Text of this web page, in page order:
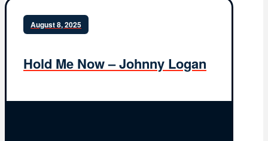
August 8, 2025
Hold Me Now – Johnny Logan